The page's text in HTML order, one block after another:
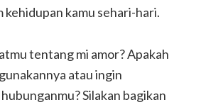
kehidupan kamu sehari-hari.
tentang mi amor? Apakah
atau ingin
Silakan bagikan